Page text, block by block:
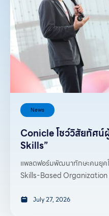
News
Conicle โชว์วิสัยทัศน์
Skills”
แพลตฟอร์มพัฒนาทักษะคนยุค
Skills-Based Organization
July 27, 2026